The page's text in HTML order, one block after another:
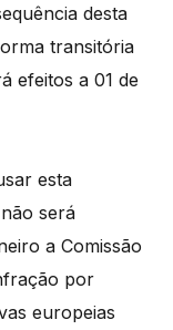
desta
transitória
efeitos a 01 de
esta
será
a Comissão
por
europeias